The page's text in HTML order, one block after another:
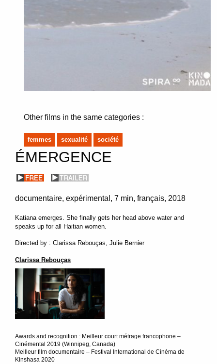
Other films in the same categories :
femmes sexualité société
ÉMERGENCE
documentaire, expérimental 7 min français 2018
Katiana emerges. She finally gets her head above water and
speaks up for all Haitian women.
Directed by : Clarissa Rebouças, Julie Bernier
Clarissa Rebouças
Awards and recognition : Meilleur court métrage francophone –
Cinémental 2019 (Winnipeg, Canada)
Meilleur film documentaire – Festival International de Cinéma de
Kinshasa 2020